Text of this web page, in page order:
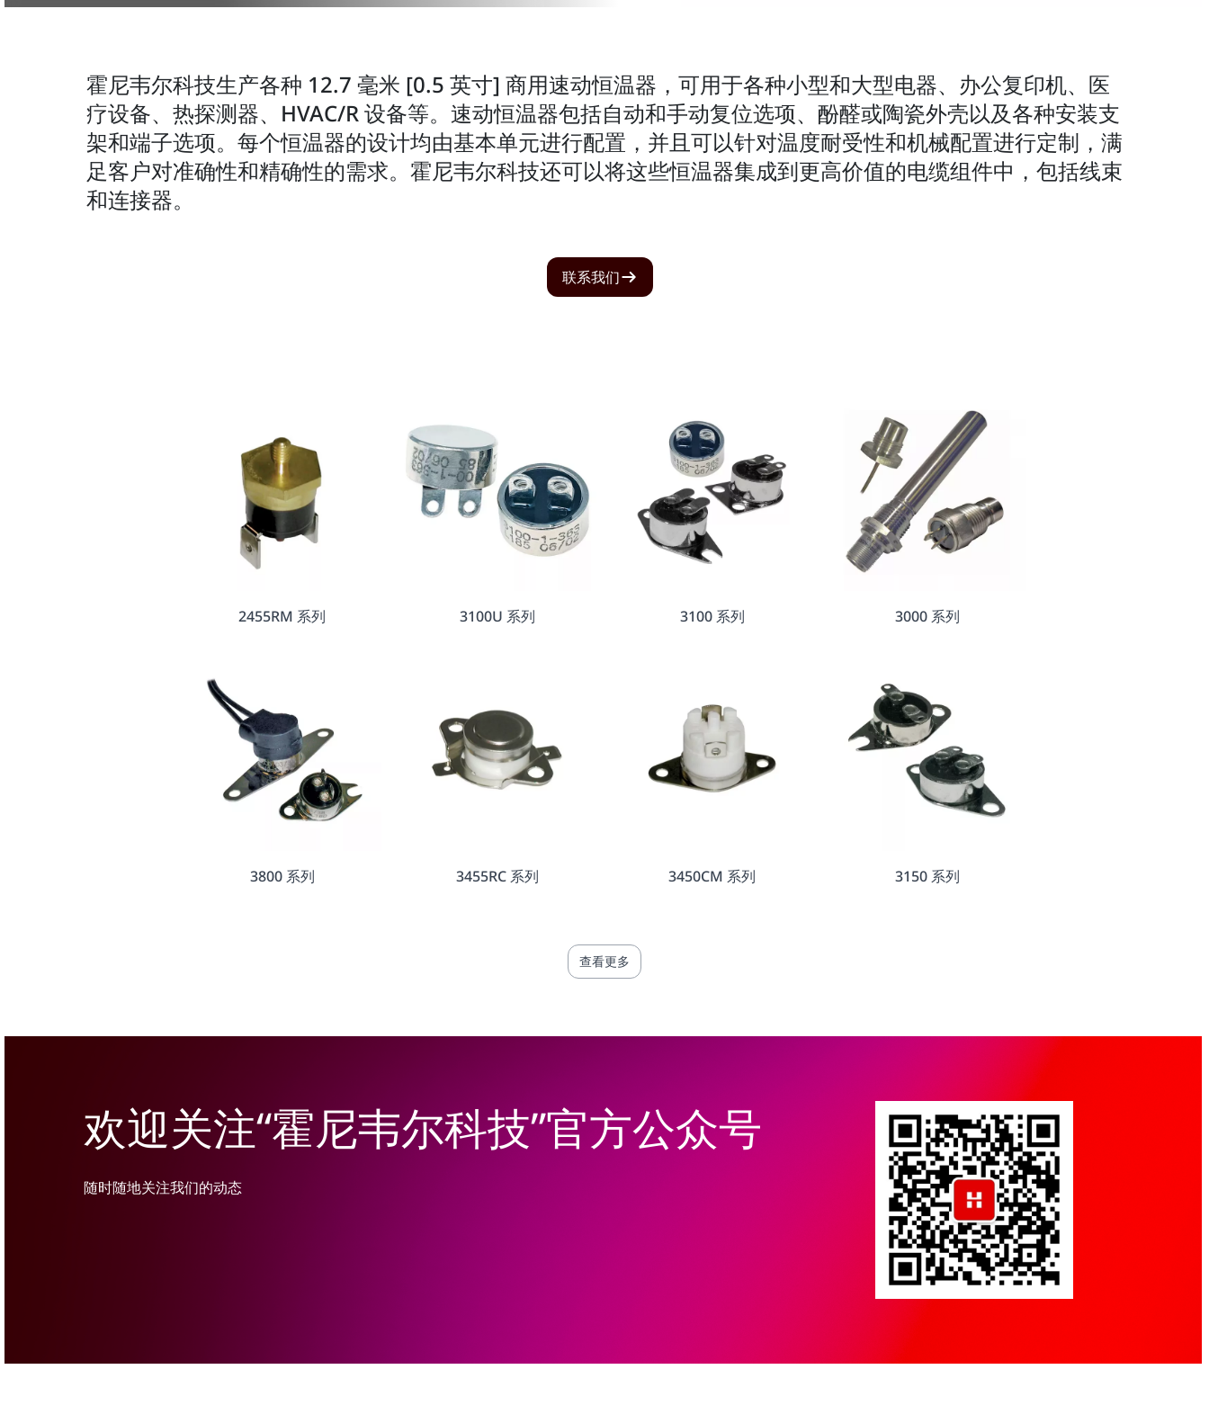
霍尼韦尔科技生产各种 12.7 毫米 [0.5 英寸] 商用速动恒温器，可用于各种小型和大型电器、办公复印机、医
疗设备、热探测器、HVAC/R 设备等。速动恒温器包括自动和手动复位选项、酚醛或陶瓷外壳以及各种安装支
架和端子选项。每个恒温器的设计均由基本单元进行配置，并且可以针对温度耐受性和机械配置进行定制，满
足客户对准确性和精确性的需求。霍尼韦尔科技还可以将这些恒温器集成到更高价值的电缆组件中，包括线束
和连接器。
联系我们
2455RM 系列 3100U 系列 3100 系列 3000 系列
3800 系列 3455RC 系列 3450CM 系列 3150 系列
查看更多
欢迎关注“霍尼韦尔科技”官方公众号
随时随地关注我们的动态